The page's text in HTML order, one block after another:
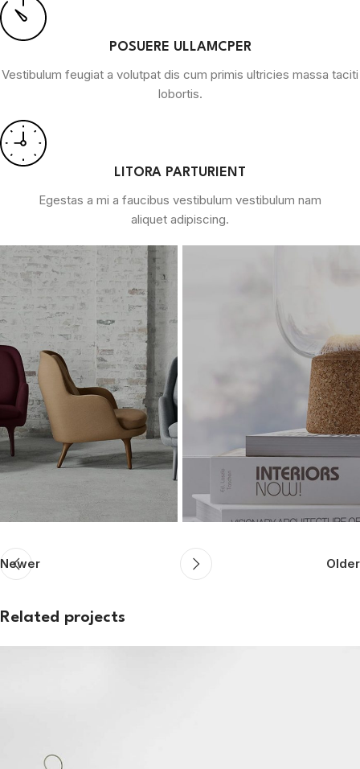
POSUERE ULLAMCPER
Vestibulum feugiat a volutpat dis cum primis ultricies massa taciti
lobortis.
LITORA PARTURIENT
Egestas a mi a faucibus vestibulum vestibulum nam
aliquet adipiscing.
Newer Older
Related projects